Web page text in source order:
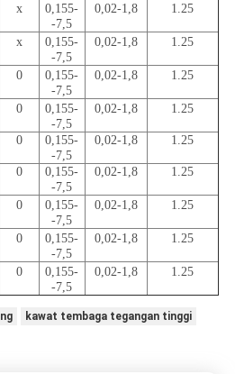
x
0,155-
-7,5
0,02-1,8 1.25
x
0,155-
-7,5
0,02-1,8 1.25
0
0,155-
-7,5
0,02-1,8 1.25
0
0,155-
-7,5
0,02-1,8 1.25
0
0,155-
-7,5
0,02-1,8 1.25
0
0,155-
-7,5
0,02-1,8 1.25
0
0,155-
-7,5
0,02-1,8 1.25
0
0,155-
-7,5
0,02-1,8 1.25
0
0,155-
-7,5
0,02-1,8 1.25
kawat tembaga tegangan tinggi